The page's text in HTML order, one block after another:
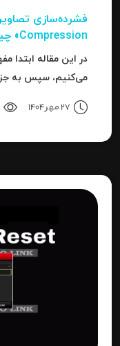
Compression» چیست؟
در این مقاله ابتدا
نتیجه می‌رسیم.
27 مهر 1404